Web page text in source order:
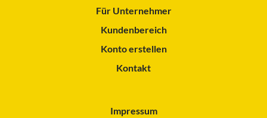
Für Unternehmer
Kundenbereich
Konto erstellen
Kontakt
Impressum